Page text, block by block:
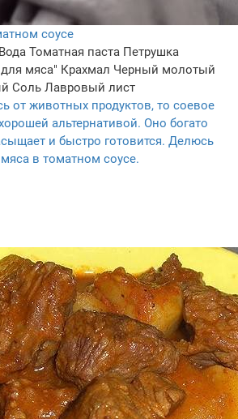
соусе
Вода Томатная паста Петрушка
мяса" Крахмал Черный молотый
Соль Лавровый лист
от животных продуктов, то соевое
альтернативой. Оно богато
и быстро готовится. Делюсь
в томатном соусе.